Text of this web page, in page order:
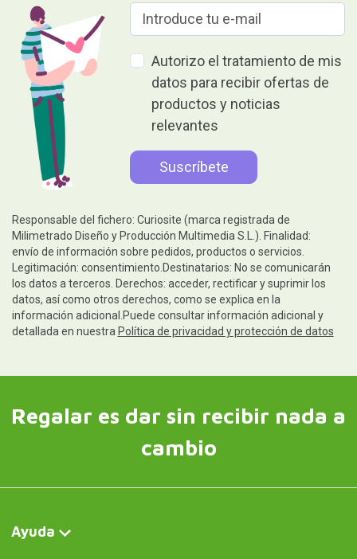
Autorizo el tratamiento de mis
datos para recibir ofertas de
productos y noticias
relevantes
Responsable del fichero: Curiosite (marca registrada de
Milimetrado Diseño y Producción Multimedia S.L.). Finalidad:
envío de información sobre pedidos, productos o servicios.
Legitimación: consentimiento.Destinatarios: No se comunicarán
los datos a terceros. Derechos: acceder, rectificar y suprimir los
datos, así como otros derechos, como se explica en la
información adicional.Puede consultar información adicional y
detallada en nuestra Política de privacidad y protección de datos
Regalar es dar sin recibir nada a
cambio
Ayuda